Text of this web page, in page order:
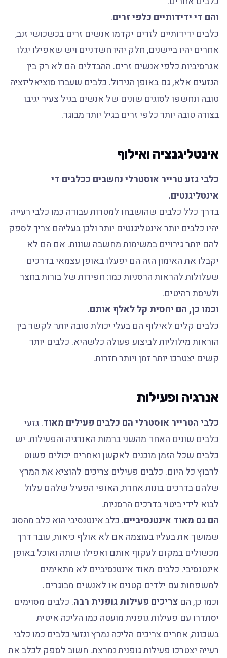
והם די ידידותיים כלפי זרים.
כלבים ידידותיים לזרים יקדמו אנשים זרים בכשכושי זנב,
אחרים יהיו ביישנים, חלק יהיו חשדניים ויש שאפילו יגלו
אגרסיביות כלפי אנשים זרים. ההבדלים הם לא רק בין
הגזעים אלא, גם באופן הגידול. כלבים שעברו סוציאליזציה
טובה ונחשפו לסוגים שונים של אנשים בגיל צעיר יגיבו
בצורה טובה יותר כלפי זרים בגיל יותר מבוגר.
אינטליגנציה ואילוף
כלבי גזע טרייר אוסטרלי נחשבים ככלבים די
אינטליגנטים.
בדרך כלל כלבים שהושבחו למטרות עבודה כמו כלבי רעייה
יהיו כלבים יותר אינטליגנטים יותר ולכן בעליהם צריך לספק
להם יותר גירויים במשימות מחשבה שונות. אם הם לא
יקבלו את האימון הזה הם יפעלו באופן עצמאי בדרכים
שעלולות להראות הרסניות כמו: חפירות של בורות בחצר
ולעיסת רהיטים.
וכמו כן, הם יחסית קל לאלף אותם.
כלבים קלים לאילוף הם בעלי יכולת טובה יותר לקשר בין
הוראות מילוליות לביצוע פעולה כלשהיא. כלבים יותר
קשים יצטרכו יותר זמן ויותר חזרות.
אנרגיה ופעילות
כלבי הטרייר אוסטרלי הם כלבים פעילים מאוד. גזעי
כלבים שונים האחד מהשני ברמות האנרגיה והפעילות. יש
כלבים שכל הזמן מוכנים לאקשן ואחרים יכולים פשוט
לרבוץ כל היום. כלבים פעילים צריכים להוציא את המרץ
שלהם בדרכים בונות אחרת, האופי הפעיל שלהם עלול
לבוא לידי ביטוי בדרכים הרסניות.
הם גם מאוד אינטנסיביים. כלב אינטנסיבי הוא כלב מהסוג
שמושך את בעליו בעוצמה אם לא אולף כיאות, עובר דרך
מכשולים במקום לעקוף אותם ואפילו שותה ואוכל באופן
אינטנסיבי. כלבים מאוד אינטנסיביים לא מתאימים
למשפחות עם ילדים קטנים או לאנשים מבוגרים.
וכמו כן, הם צריכים פעילות גופנית רבה. כלבים מסוימים
יסתדרו עם פעילות גופנית מועטה כמו הליכה איטית
בשכונה, אחרים צריכים הליכה נמרץ וגזעי כלבים כמו כלבי
רעייה יצטרכו פעילות גופנית נמרצת. חשוב לספק לכלב את